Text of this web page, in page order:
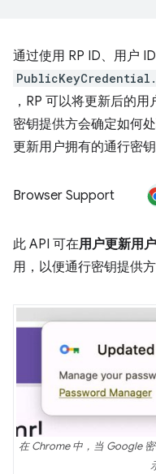
通过使用 RP ID、用户
，RP 可以将更新后的
密钥提供方会确定如何
更新用户拥有的通行密钥
Browser Support
此 API 可在用户更新用
用，以便通行密钥提供
在 Chrome 中，当 Google